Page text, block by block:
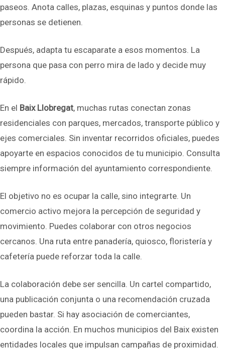
paseos. Anota calles, plazas, esquinas y puntos donde las
personas se detienen.
Después, adapta tu escaparate a esos momentos. La
persona que pasa con perro mira de lado y decide muy
rápido.
En el Baix Llobregat, muchas rutas conectan zonas
residenciales con parques, mercados, transporte público y
ejes comerciales. Sin inventar recorridos oficiales, puedes
apoyarte en espacios conocidos de tu municipio. Consulta
siempre información del ayuntamiento correspondiente.
El objetivo no es ocupar la calle, sino integrarte. Un
comercio activo mejora la percepción de seguridad y
movimiento. Puedes colaborar con otros negocios
cercanos. Una ruta entre panadería, quiosco, floristería y
cafetería puede reforzar toda la calle.
La colaboración debe ser sencilla. Un cartel compartido,
una publicación conjunta o una recomendación cruzada
pueden bastar. Si hay asociación de comerciantes,
coordina la acción. En muchos municipios del Baix existen
entidades locales que impulsan campañas de proximidad.